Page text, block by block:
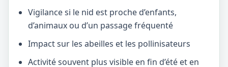
Vigilance si le nid est proche d’enfants,
d’animaux ou d’un passage fréquenté
Impact sur les abeilles et les pollinisateurs
Activité souvent plus visible en fin d’été et en